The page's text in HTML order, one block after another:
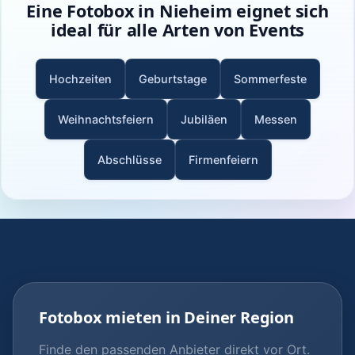
Eine Fotobox in Nieheim eignet sich
ideal für alle Arten von Events
Hochzeiten Geburtstage Sommerfeste
Weihnachtsfeiern Jubiläen Messen
Abschlüsse Firmenfeiern
Fotobox mieten in Deiner Region
Finde den passenden Anbieter direkt vor Ort.